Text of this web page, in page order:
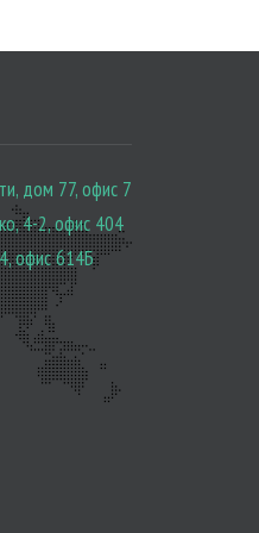
дом 77, офис 7
4-2, офис 404
офис 614Б